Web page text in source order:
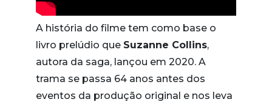
A história do filme tem como base o
livro prelúdio que Suzanne Collins,
autora da saga, lançou em 2020. A
trama se passa 64 anos antes dos
eventos da produção original e nos leva